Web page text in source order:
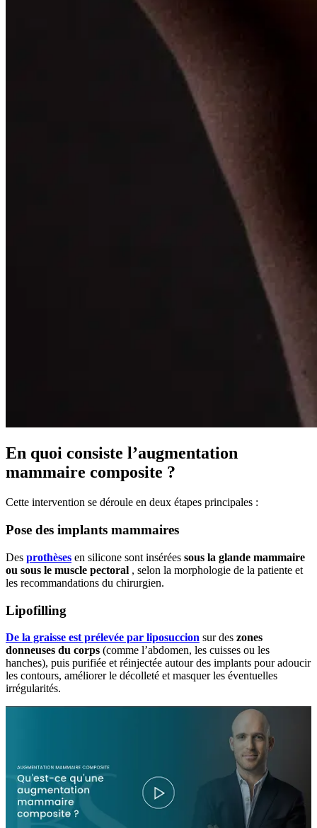
En quoi consiste l’augmentation
mammaire composite ?
Cette intervention se déroule en deux étapes principales :​
Pose des implants mammaires
Des prothèses en silicone sont insérées sous la glande mammaire
ou sous le muscle pectoral , selon la morphologie de la patiente et
les recommandations du chirurgien. ​
Lipofilling
De la graisse est prélevée par liposuccion sur des zones
donneuses du corps (comme l’abdomen, les cuisses ou les
hanches), puis purifiée et réinjectée autour des implants pour adoucir
les contours, améliorer le décolleté et masquer les éventuelles
irrégularités.